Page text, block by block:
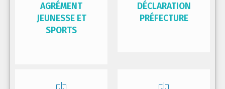
AGRÉMENT
JEUNESSE ET
SPORTS
DÉCLARATION
PRÉFECTURE